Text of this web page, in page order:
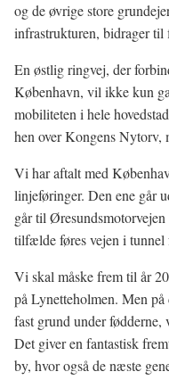
og de øvrige store
infrastrukturen, bidrager til
En østlig ringvej, der
København, vil ikke kun
mobiliteten i hele
hen over Kongens Nytorv,
Vi har aftalt med
linjeføringer. Den ene går
går til
tilfælde føres vejen i tunnel
Vi skal måske frem til år
på Lynetteholmen. Men
fast grund under
Det giver en fantastisk
by, hvor også de næste